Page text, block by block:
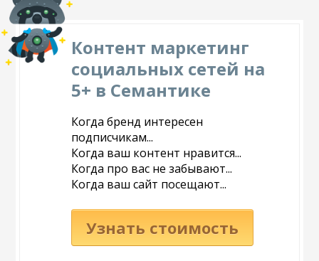
Контент маркетинг
социальных сетей на
5+ в Семантике
Когда бренд интересен
подписчикам...
Когда ваш контент нравится...
Когда про вас не забывают...
Когда ваш сайт посещают...
Узнать стоимость